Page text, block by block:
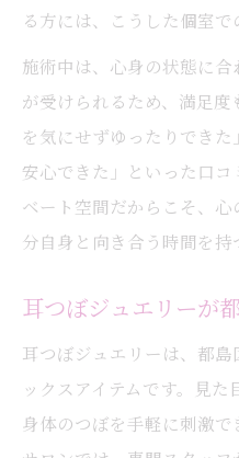
る方には、こうした個室で
施術中は、心身の状態に
が受けられるため、満足度
を気にせずゆったりでき
安心できた」といった口コ
ベート空間だからこそ、
分自身と向き合う時間を持
耳つぼジュエリーが
耳つぼジュエリーは、都
ックスアイテムです。見た
身体のつぼを手軽に刺激で